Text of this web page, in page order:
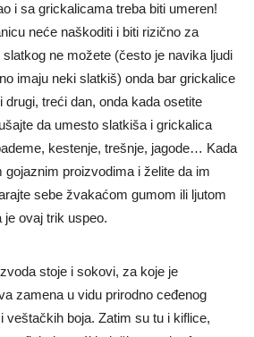
i sa grickalicama treba biti umeren!
neće naškoditi i biti rizično za
ne možete (često je navika ljudi
imaju neki slatkiš) onda bar grickalice
treći dan, onda kada osetite
da umesto slatkiša i grickalica
kestenje, trešnje, jagode… Kada
gojaznim proizvodima i želite da im
sebe žvakaćom gumom ili ljutom
je ovaj trik uspeo.
stoje i sokovi, za koje je
zamena u vidu prirodno ceđenog
veštačkih boja. Zatim su tu i kiflice,